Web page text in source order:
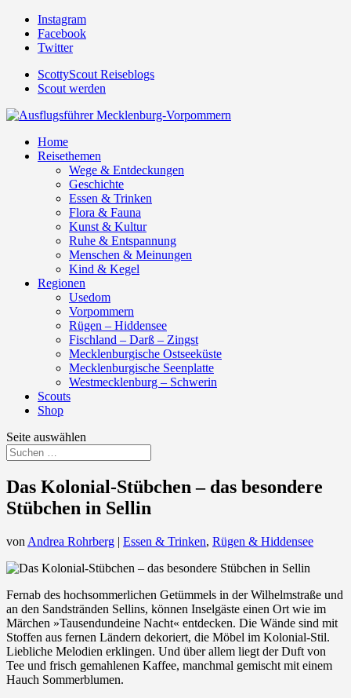
Instagram
Facebook
Twitter
ScottyScout Reiseblogs
Scout werden
Home
Reisethemen
Wege & Entdeckungen
Geschichte
Essen & Trinken
Flora & Fauna
Kunst & Kultur
Ruhe & Entspannung
Menschen & Meinungen
Kind & Kegel
Regionen
Usedom
Vorpommern
Rügen – Hiddensee
Fischland – Darß – Zingst
Mecklenburgische Ostseeküste
Mecklenburgische Seenplatte
Westmecklenburg – Schwerin
Scouts
Shop
Seite auswählen
Das Kolonial-Stübchen – das besondere
Stübchen in Sellin
von Andrea Rohrberg | Essen & Trinken, Rügen & Hiddensee
Fernab des hochsommerlichen Getümmels in der Wilhelmstraße und
an den Sandstränden Sellins, können Inselgäste einen Ort wie im
Märchen »Tausendundeine Nacht« entdecken. Die Wände sind mit
Stoffen aus fernen Ländern dekoriert, die Möbel im Kolonial-Stil.
Liebliche Melodien erklingen. Und über allem liegt der Duft von
Tee und frisch gemahlenen Kaffee, manchmal gemischt mit einem
Hauch Sommerblumen.